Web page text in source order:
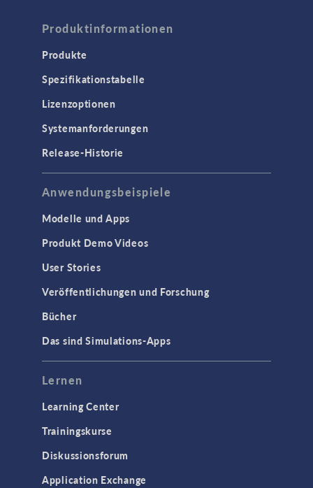
Produktinformationen
Produkte
Spezifikationstabelle
Lizenzoptionen
Systemanforderungen
Release-Historie
Anwendungsbeispiele
Modelle und Apps
Produkt Demo Videos
User Stories
Veröffentlichungen und Forschung
Bücher
Das sind Simulations-Apps
Lernen
Learning Center
Trainingskurse
Diskussionsforum
Application Exchange